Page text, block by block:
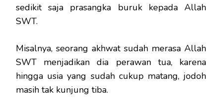
sedikit saja prasangka buruk kepada Allah
SWT.
Misalnya, seorang akhwat sudah merasa Allah
SWT menjadikan dia perawan tua, karena
hingga usia yang sudah cukup matang, jodoh
masih tak kunjung tiba.